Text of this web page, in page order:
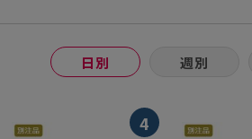
日別 週別
4